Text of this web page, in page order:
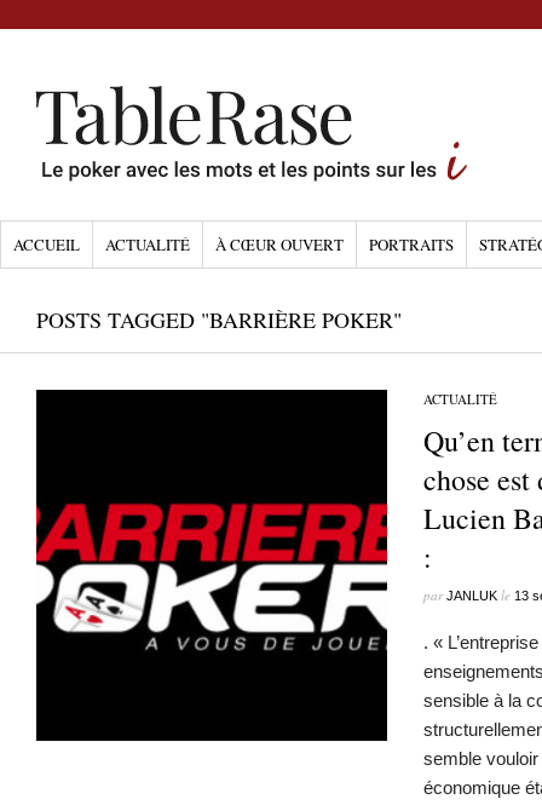
ACCUEIL ACTUALITÉ À CŒUR OUVERT PORTRAITS
POSTS TAGGED "BARRIÈRE POKER"
ACTUALITÉ
Qu’en
chose
Lucien
:
parJANLUK le 13
. «
sensible à la
semble
économique